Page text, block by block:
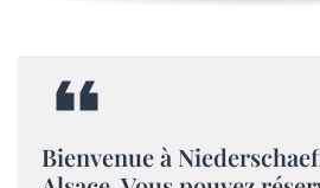
Bienvenue à